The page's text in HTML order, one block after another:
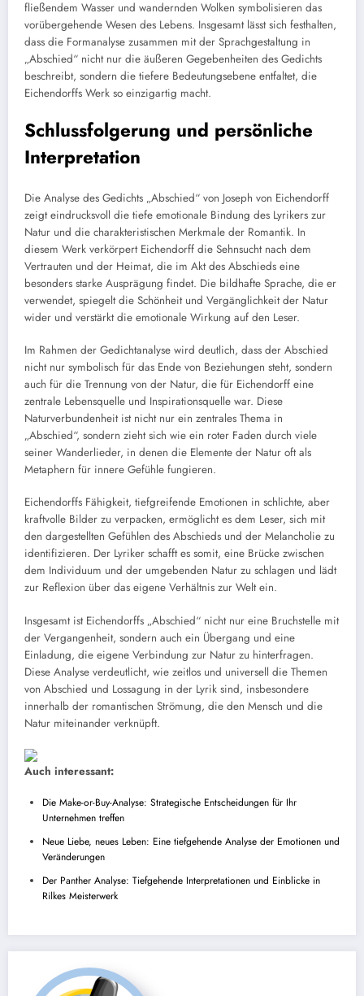
fließendem Wasser und wandernden Wolken symbolisieren das
vorübergehende Wesen des Lebens. Insgesamt lässt sich festhalten,
dass die Formanalyse zusammen mit der Sprachgestaltung in
„Abschied“ nicht nur die äußeren Gegebenheiten des Gedichts
beschreibt, sondern die tiefere Bedeutungsebene entfaltet, die
Eichendorffs Werk so einzigartig macht.
Schlussfolgerung und persönliche
Interpretation
Die Analyse des Gedichts „Abschied“ von Joseph von Eichendorff
zeigt eindrucksvoll die tiefe emotionale Bindung des Lyrikers zur
Natur und die charakteristischen Merkmale der Romantik. In
diesem Werk verkörpert Eichendorff die Sehnsucht nach dem
Vertrauten und der Heimat, die im Akt des Abschieds eine
besonders starke Ausprägung findet. Die bildhafte Sprache, die er
verwendet, spiegelt die Schönheit und Vergänglichkeit der Natur
wider und verstärkt die emotionale Wirkung auf den Leser.
Im Rahmen der Gedichtanalyse wird deutlich, dass der Abschied
nicht nur symbolisch für das Ende von Beziehungen steht, sondern
auch für die Trennung von der Natur, die für Eichendorff eine
zentrale Lebensquelle und Inspirationsquelle war. Diese
Naturverbundenheit ist nicht nur ein zentrales Thema in
„Abschied“, sondern zieht sich wie ein roter Faden durch viele
seiner Wanderlieder, in denen die Elemente der Natur oft als
Metaphern für innere Gefühle fungieren.
Eichendorffs Fähigkeit, tiefgreifende Emotionen in schlichte, aber
kraftvolle Bilder zu verpacken, ermöglicht es dem Leser, sich mit
den dargestellten Gefühlen des Abschieds und der Melancholie zu
identifizieren. Der Lyriker schafft es somit, eine Brücke zwischen
dem Individuum und der umgebenden Natur zu schlagen und lädt
zur Reflexion über das eigene Verhältnis zur Welt ein.
Insgesamt ist Eichendorffs „Abschied“ nicht nur eine Bruchstelle mit
der Vergangenheit, sondern auch ein Übergang und eine
Einladung, die eigene Verbindung zur Natur zu hinterfragen.
Diese Analyse verdeutlicht, wie zeitlos und universell die Themen
von Abschied und Lossagung in der Lyrik sind, insbesondere
innerhalb der romantischen Strömung, die den Mensch und die
Natur miteinander verknüpft.
Auch interessant:
Die Make-or-Buy-Analyse: Strategische Entscheidungen für Ihr
Unternehmen treffen
Neue Liebe, neues Leben: Eine tiefgehende Analyse der Emotionen und
Veränderungen
Der Panther Analyse: Tiefgehende Interpretationen und Einblicke in
Rilkes Meisterwerk